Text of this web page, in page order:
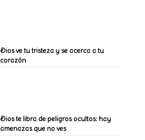
Dios ve tu tristeza y se acerca a tu
corazón
Dios te libra de peligros ocultos: hay
amenazas que no ves